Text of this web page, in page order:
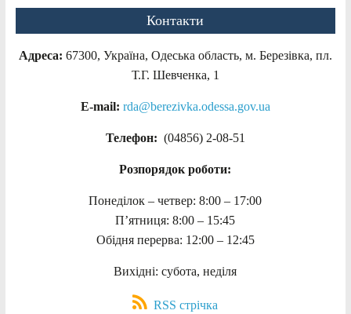
Контакти
Адреса: 67300, Україна, Одеська область, м. Березівка, пл.
Т.Г. Шевченка, 1
E-mail: rda@berezivka.odessa.gov.ua
Телефон: (04856) 2-08-51
Розпорядок роботи:
Понеділок – четвер: 8:00 – 17:00
П’ятниця: 8:00 – 15:45
Обідня перерва: 12:00 – 12:45
Вихідні: субота, неділя
RSS стрічка